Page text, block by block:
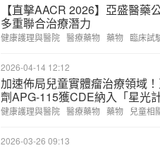
【直擊AACR 2026】亞盛醫藥
多重聯合治療潛力
健康護理與醫院 醫療藥物 藥物 臨床試
2026-04-14 12:12
加速佈局兒童實體瘤治療領域
劑APG-115獲CDE納入「星光
健康護理與醫院 醫療藥物 藥物 兒童相
2026-03-26 09:13